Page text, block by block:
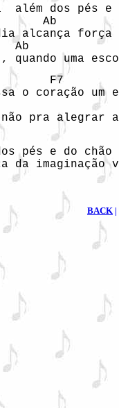
além dos pés e
Ab
alcança
Ab
quando uma
F7
o coração um
não pra alegrar
pés e do
da
BACK |